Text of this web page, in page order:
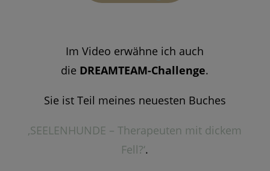
Im Video erwähne ich auch
die DREAMTEAM-Challenge.
Sie ist Teil meines neuesten Buches
‚SEELENHUNDE – Therapeuten mit dickem
Fell?‘.